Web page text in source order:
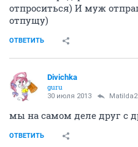
отпроситься) И муж
отпущу)
ОТВЕТИТЬ
Divichka
guru
30 июля 2013
мы на самом деле друг с
ОТВЕТИТЬ